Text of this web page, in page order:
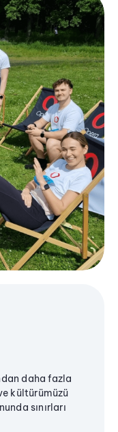
daha fazla
kültürümüzü
sınırları